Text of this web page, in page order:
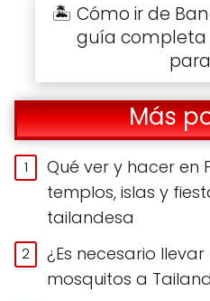
🏝️ Cómo ir de
guía completa
Más
Qué ver y hacer en
templos, islas y
tailandesa
¿Es necesario
mosquitos a